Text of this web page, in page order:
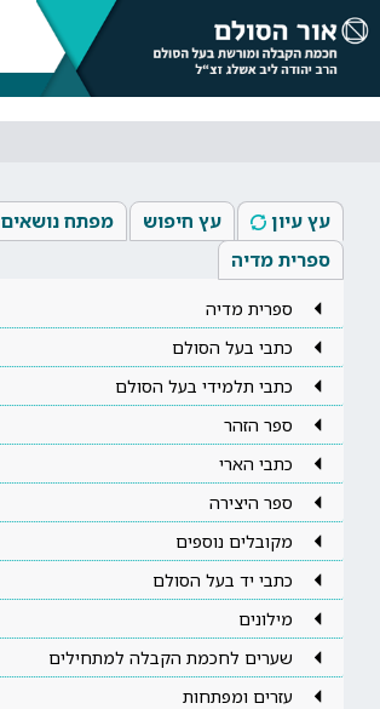
עץ עיון עץ חיפוש
מפתח נושאים
ספרית מדיה
ספרית מדיה
כתבי בעל הסולם
כתבי תלמידי בעל הסולם
ספר הזהר
כתבי הארי
ספר היצירה
מקובלים נוספים
כתבי יד בעל הסולם
מילונים
שערים לחכמת הקבלה למתחילים
עזרים ומפתחות